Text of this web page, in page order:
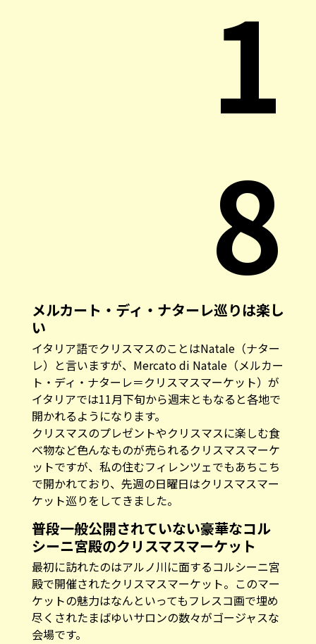
1
8
メルカート・ディ・ナターレ巡りは楽し
い
イタリア語でクリスマスのことはNatale（ナター
レ）と言いますが、Mercato di Natale（メルカー
ト・ディ・ナターレ＝クリスマスマーケット）が
イタリアでは11月下旬から週末ともなると各地で
開かれるようになります。
クリスマスのプレゼントやクリスマスに楽しむ食
べ物など色んなものが売られるクリスマスマーケ
ットですが、私の住むフィレンツェでもあちこち
で開かれており、先週の日曜日はクリスマスマー
ケット巡りをしてきました。
普段一般公開されていない豪華なコル
シーニ宮殿のクリスマスマーケット
最初に訪れたのはアルノ川に面するコルシーニ宮
殿で開催されたクリスマスマーケット。このマー
ケットの魅力はなんといってもフレスコ画で埋め
尽くされたまばゆいサロンの数々がゴージャスな
会場です。